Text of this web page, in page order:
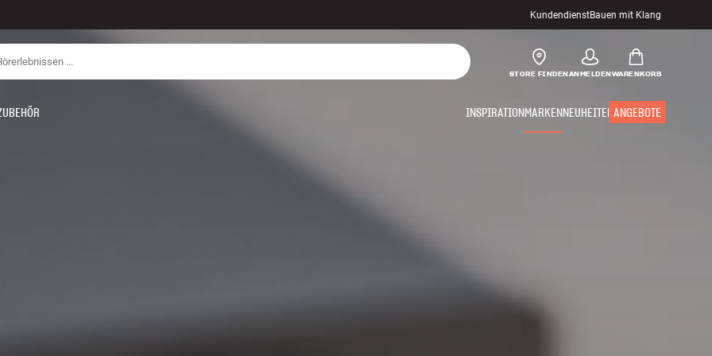
KundendienstBauen mit Klang
STORE FINDENANMELDENWARENKORB
INSPIRATIONMARKENNEUHEITEN ANGEBOTE